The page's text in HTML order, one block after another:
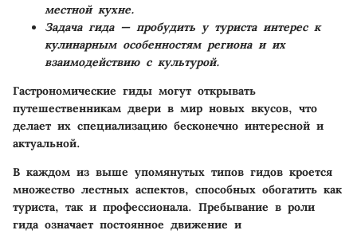
местной кухне.
Задача гида — пробудить у туриста интерес к
кулинарным особенностям региона и их
взаимодействию с культурой.
Гастрономические гиды могут открывать
путешественникам двери в мир новых вкусов, что
делает их специализацию бесконечно интересной и
актуальной.
В каждом из выше упомянутых типов гидов кроется
множество лестных аспектов, способных обогатить как
туриста, так и профессионала. Пребывание в роли
гида означает постоянное движение и